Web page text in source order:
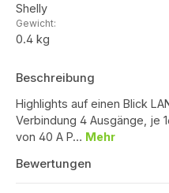
Shelly
Gewicht:
0.4 kg
Beschreibung
Highlights auf einen Blick
Verbindung 4 Ausgänge, je
von 40 A P… Mehr
Bewertungen